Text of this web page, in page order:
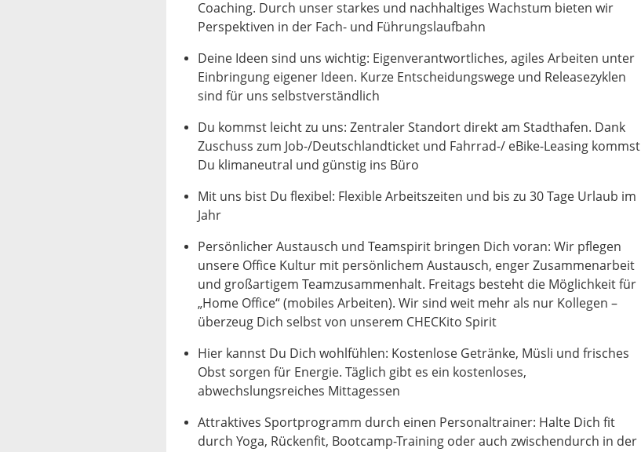
Coaching. Durch unser starkes und nachhaltiges Wachstum bieten wir
Perspektiven in der Fach- und Führungslaufbahn
Deine Ideen sind uns wichtig: Eigenverantwortliches, agiles Arbeiten unter
Einbringung eigener Ideen. Kurze Entscheidungswege und Releasezyklen
sind für uns selbstverständlich
Du kommst leicht zu uns: Zentraler Standort direkt am Stadthafen. Dank
Zuschuss zum Job-/Deutschlandticket und Fahrrad-/ eBike-Leasing kommst
Du klimaneutral und günstig ins Büro
Mit uns bist Du flexibel: Flexible Arbeitszeiten und bis zu 30 Tage Urlaub im
Jahr
Persönlicher Austausch und Teamspirit bringen Dich voran: Wir pflegen
unsere Office Kultur mit persönlichem Austausch, enger Zusammenarbeit
und großartigem Teamzusammenhalt. Freitags besteht die Möglichkeit für
„Home Office“ (mobiles Arbeiten). Wir sind weit mehr als nur Kollegen –
überzeug Dich selbst von unserem CHECKito Spirit
Hier kannst Du Dich wohlfühlen: Kostenlose Getränke, Müsli und frisches
Obst sorgen für Energie. Täglich gibt es ein kostenloses,
abwechslungsreiches Mittagessen
Attraktives Sportprogramm durch einen Personaltrainer: Halte Dich fit
durch Yoga, Rückenfit, Bootcamp-Training oder auch zwischendurch in der